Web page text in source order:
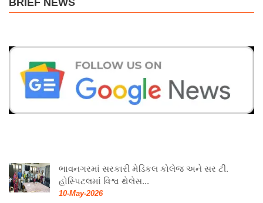
ભાવનગરમાં સરકારી મેડિકલ કોલેજ અને સર ટી.
હોસ્પિટલમાં વિશ્વ થેલેસ...
10-May-2026